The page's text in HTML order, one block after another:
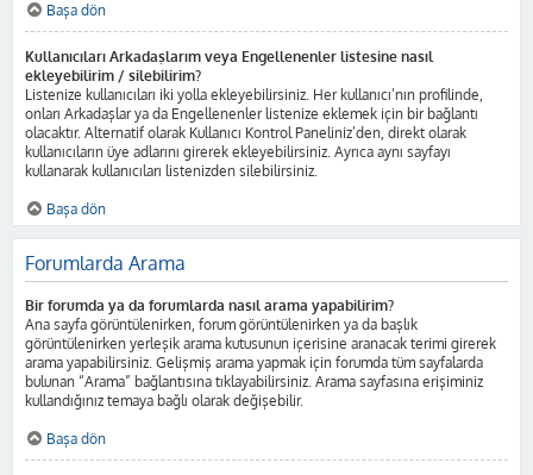
Başa dön
Kullanıcıları Arkadaşlarım veya Engellenenler listesine nasıl
ekleyebilirim / silebilirim?
Listenize kullanıcıları iki yolla ekleyebilirsiniz. Her kullanıcı’nın profilinde,
onları Arkadaşlar ya da Engellenenler listenize eklemek için bir bağlantı
olacaktır. Alternatif olarak Kullanıcı Kontrol Paneliniz’den, direkt olarak
kullanıcıların üye adlarını girerek ekleyebilirsiniz. Ayrıca aynı sayfayı
kullanarak kullanıcıları listenizden silebilirsiniz.
Başa dön
Forumlarda Arama
Bir forumda ya da forumlarda nasıl arama yapabilirim?
Ana sayfa görüntülenirken, forum görüntülenirken ya da başlık
görüntülenirken yerleşik arama kutusunun içerisine aranacak terimi girerek
arama yapabilirsiniz. Gelişmiş arama yapmak için forumda tüm sayfalarda
bulunan “Arama” bağlantısına tıklayabilirsiniz. Arama sayfasına erişiminiz
kullandığınız temaya bağlı olarak değişebilir.
Başa dön